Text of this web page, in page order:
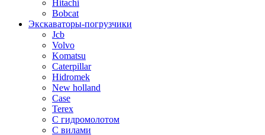
Hitachi
Bobcat
Экскаваторы-погрузчики
Jcb
Volvo
Komatsu
Caterpillar
Hidromek
New holland
Case
Terex
С гидромолотом
С вилами